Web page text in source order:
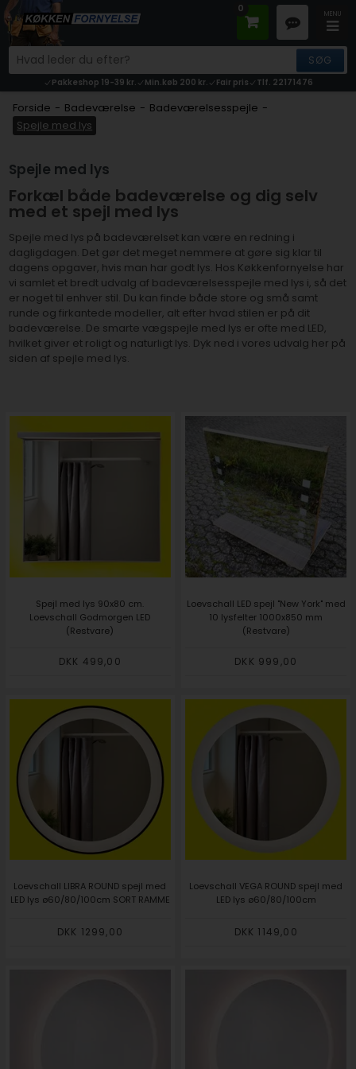
Pakkeshop 19-39 kr. Min.køb 200 kr. Fair pris Tlf. 22171476
0
Forside - Badeværelse - Badeværelsesspejle -
Spejle med lys
Spejle med lys
Forkæl både badeværelse og dig selv
med et spejl med lys
Spejle med lys på badeværelset kan være en redning i
dagligdagen. Det gør det meget nemmere at gøre sig klar til
dagens opgaver, hvis man har godt lys. Hos Køkkenfornyelse har
vi samlet et bredt udvalg af badeværelsesspejle med lys i, så det
er noget til enhver stil. Du kan finde både store og små samt
runde og firkantede modeller, alt efter hvad stilen er på dit
badeværelse. De smarte vægspejle med lys er ofte med LED,
hvilket giver et roligt og naturligt lys. Dyk ned i vores udvalg her på
siden af spejle med lys.
Spejl med lys 90x80 cm.
Loevschall Godmorgen LED
(Restvare)
DKK 499,00
Loevschall LED spejl "New York" med
10 lysfelter 1000x850 mm
(Restvare)
DKK 999,00
Loevschall LIBRA ROUND spejl med
LED lys ø60/80/100cm SORT RAMME
DKK 1299,00
Loevschall VEGA ROUND spejl med
LED lys ø60/80/100cm
DKK 1149,00